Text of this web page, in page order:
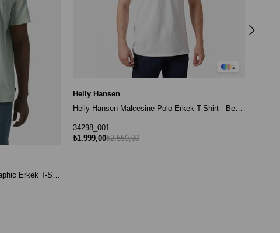
Helly Hansen Skog Recycled Graphic Erkek T-Shirt - Yeşil
2
Helly Hansen
Helly Hansen Malcesine Polo Erkek T-Shirt - Beyaz
34298_001
₺1.999,00₺2.559,00